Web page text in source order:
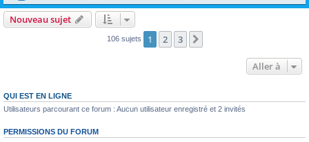
Nouveau sujet
106 sujets 1 2 3
Aller à
QUI EST EN LIGNE
Utilisateurs parcourant ce forum : Aucun utilisateur enregistré et 2 invités
PERMISSIONS DU FORUM